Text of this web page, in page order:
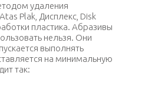
удаления
Atas Plak, Дисплекс, Disk
пластика. Абразивы
нельзя. Они
выполнять
на минимальную
так: